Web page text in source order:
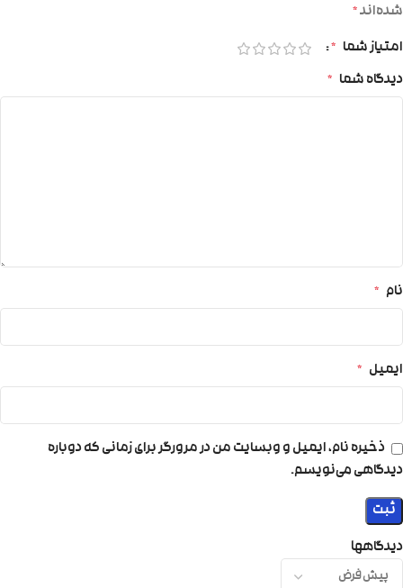
دیدگاهها
شده‌اند*
امتیاز شما *
دیدگاه شما *
نام *
ایمیل *
ذخیره نام، ایمیل و وبسایت من در مرورگر برای زمانی که دوباره
دیدگاهی می‌نویسم.